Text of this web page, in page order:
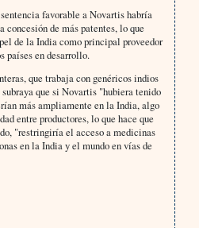
favorable a Novartis habría
de más patentes, lo que
de la India como principal proveedor
países en desarrollo.
que trabaja con genéricos indios
que si Novartis "hubiera tenido
más ampliamente en la India, algo
entre productores, lo que hace que
"restringiría el acceso a medicinas
en la India y el mundo en vías de